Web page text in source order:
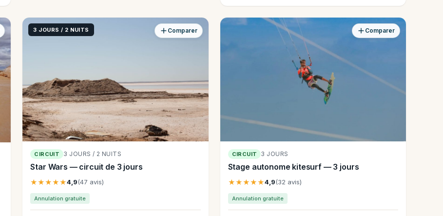
3 JOURS / 2 NUITS
CIRCUIT 3 JOURS / 2 NUITS
Star Wars — circuit de 3 jours
★★★★★4,9(47 avis)
Annulation gratuite
Comparer
CIRCUIT 3 JOURS
Stage autonome kitesurf — 3 jours
★★★★★4,9(32 avis)
Annulation gratuite
Comparer